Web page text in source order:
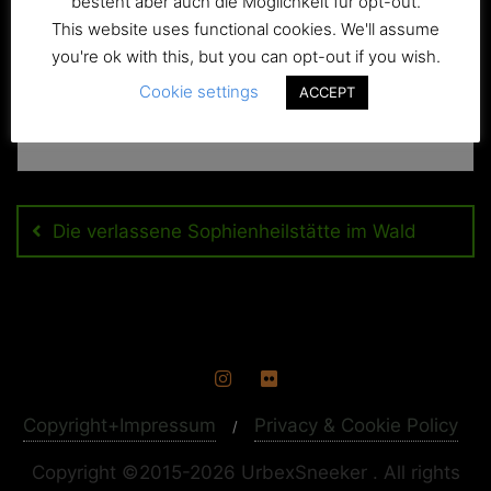
Die verlassene Sophienheilstätte im Wald
Copyright+Impressum Privacy & Cookie Policy
Copyright ©2015-2026 UrbexSneeker . All rights
This website uses functional cookies. We'll assume
you're ok with this, but you can opt-out if you wish.
Cookie settings
ACCEPT